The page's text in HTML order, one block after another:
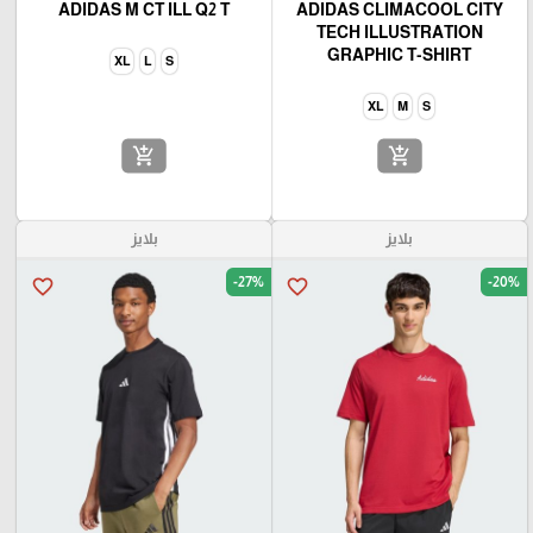
ADIDAS CLIMACOOL CITY
TECH ILLUSTRATION
GRAPHIC T-SHIRT
S
M
XL
add_shopping_cart
ADIDAS M CT ILL Q2 T
S
L
XL
add_shopping_cart
بلايز
favorite_border -20%
بلايز
favorite_border -27%